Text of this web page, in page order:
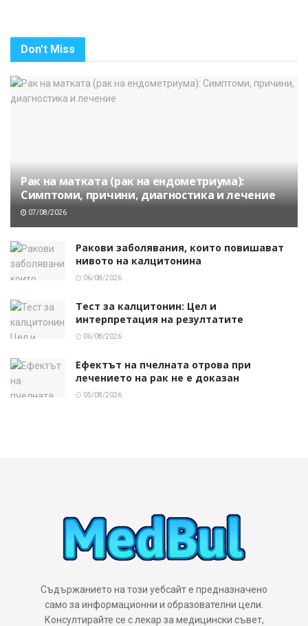
Don't Miss
Рак на матката (рак на ендометриума):
Симптоми, причини, диагностика и лечение
07/08/2026
Ракови заболявания, които повишават
нивото на калцитонина
06/08/2026
Тест за калцитонин: Цел и
интерпретация на резултатите
06/08/2026
Ефектът на пчелната отрова при
лечението на рак не е доказан
05/08/2026
Съдържанието на този уебсайт е предназначено
само за информационни и образователни цели.
Консултирайте се с лекар за медицински съвет,